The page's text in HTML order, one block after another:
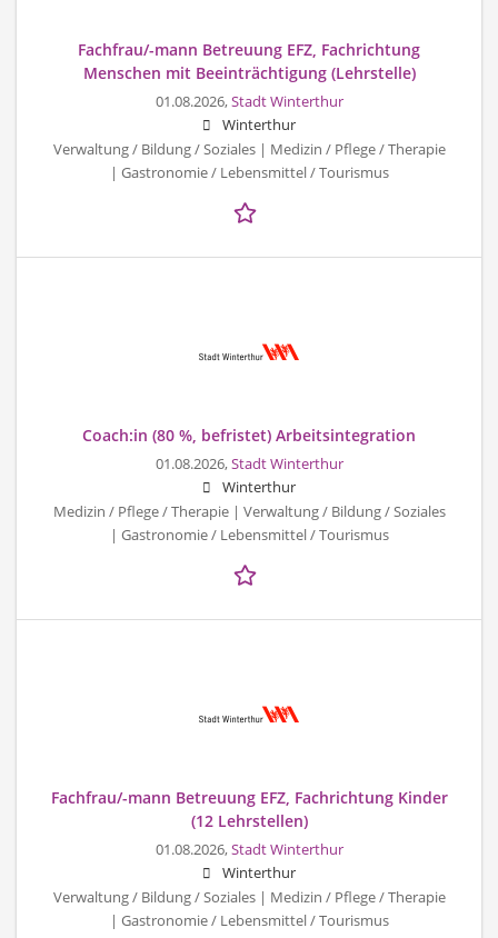
Fachfrau/-mann Betreuung EFZ, Fachrichtung
Menschen mit Beeinträchtigung (Lehrstelle)
01.08.2026,Stadt Winterthur
Winterthur
Verwaltung / Bildung / Soziales | Medizin / Pflege / Therapie
| Gastronomie / Lebensmittel / Tourismus
Coach:in (80 %, befristet) Arbeitsintegration
01.08.2026,Stadt Winterthur
Winterthur
Medizin / Pflege / Therapie | Verwaltung / Bildung / Soziales
| Gastronomie / Lebensmittel / Tourismus
Fachfrau/-mann Betreuung EFZ, Fachrichtung Kinder
(12 Lehrstellen)
01.08.2026,Stadt Winterthur
Winterthur
Verwaltung / Bildung / Soziales | Medizin / Pflege / Therapie
| Gastronomie / Lebensmittel / Tourismus